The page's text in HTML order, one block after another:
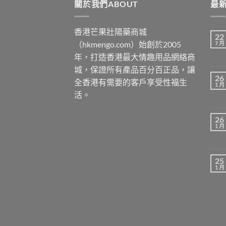
關於我們ABOUT
香港芒果壯陽藥商城
（hkmengo.com）始創於2005
年，打造香港最大情趣用品網絡商
城，保證所有產品百分百正品，讓
全香港有需要的客戶享受性福生
活。
最
22
7 月
26
1 月
26
1 月
25
1 月